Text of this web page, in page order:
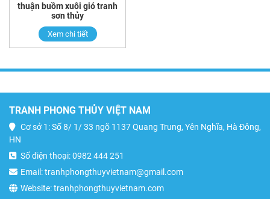
thuận buồm xuôi gió tranh
sơn thủy
Xem chi tiết
TRANH PHONG THỦY VIỆT NAM
Cơ sở 1: Số 8/ 1/ 33 ngõ 1137 Quang Trung, Yên Nghĩa, Hà Đông,
HN
Số điện thoại: 0982 444 251
Email: tranhphongthuyvietnam@gmail.com
Website: tranhphongthuyvietnam.com